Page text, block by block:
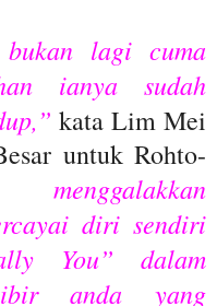
lagi cuma
ianya sudah
kata Lim Mei
untuk Rohto-
diri sendiri
You” dalam
anda yang